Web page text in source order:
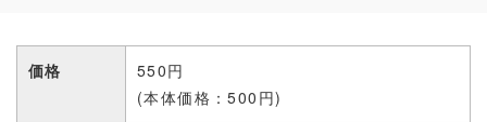
価格
550円
(本体価格：500円)